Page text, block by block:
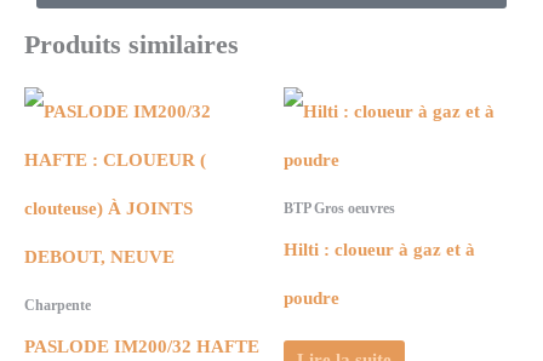
Produits similaires
Charpente
PASLODE IM200/32 HAFTE
BTP Gros oeuvres
Hilti : cloueur à gaz et à
poudre